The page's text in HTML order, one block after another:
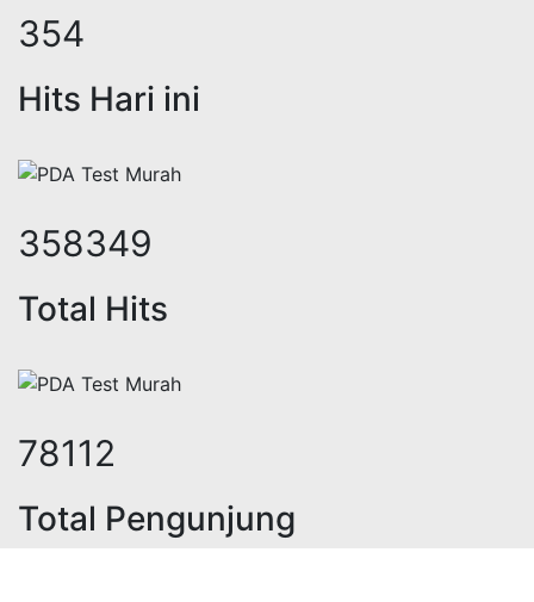
423
Hits Hari ini
428028
Total Hits
93301
Total Pengunjung